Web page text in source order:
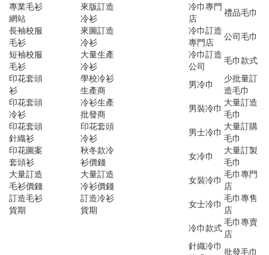
專業毛衫
網站
來版訂造
冷衫
冷巾專門
店
禮品毛巾
長袖校服
毛衫
來圖訂造
冷衫
冷巾訂造
專門店
公司毛巾
短袖校服
毛衫
大量生產
冷衫
冷巾訂造
公司
毛巾款式
印花套頭
衫
學校冷衫
生產商
男冷巾
少批量訂
造毛巾
印花套頭
冷衫
冷衫生產
批發商
男裝冷巾 大量訂造
毛巾
印花套頭
針織衫
印花套頭
冷衫
男士冷巾 大量訂購
毛巾
印花圖案
套頭衫
秋冬款冷
衫價錢
女冷巾
大量訂製
毛巾
大量訂造
毛衫價錢
大量訂造
冷衫價錢
女裝冷巾 毛巾專門
店
訂造毛衫
貨期
訂造冷衫
貨期
女士冷巾 毛巾專售
店
冷巾款式毛巾專賣
店
針織冷巾 批發毛巾